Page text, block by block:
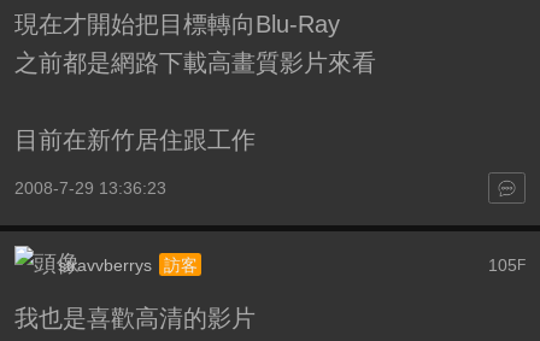
現在才開始把目標轉向Blu-Ray
之前都是網路下載高畫質影片來看
目前在新竹居住跟工作
2008-7-29 13:36:23
105 F
stravvberrys 訪客
我也是喜歡高清的影片